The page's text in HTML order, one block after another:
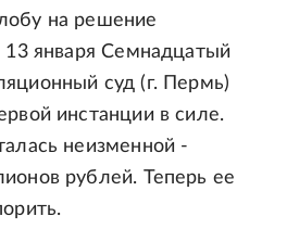
на решение
13 января Семнадцатый
суд (г. Пермь)
инстанции в силе.
неизменной -
рублей. Теперь ее